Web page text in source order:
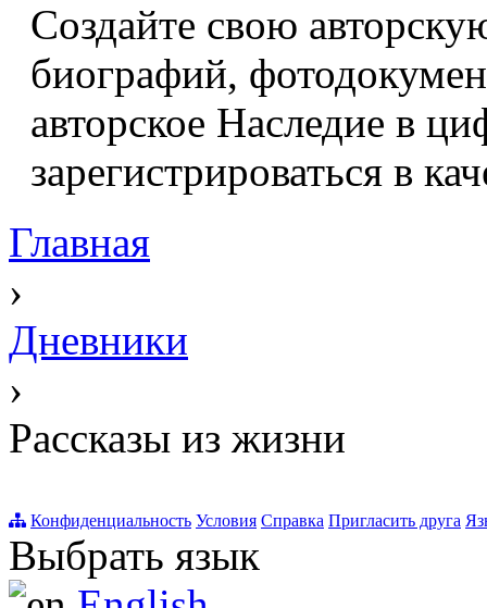
Создайте свою
биографий,
авторское Наследие в
зарегистрироваться в
Главная
›
Дневники
›
Рассказы из жизни
Конфиденциальность Условия Справка Пригласить друга
Выбрать язык